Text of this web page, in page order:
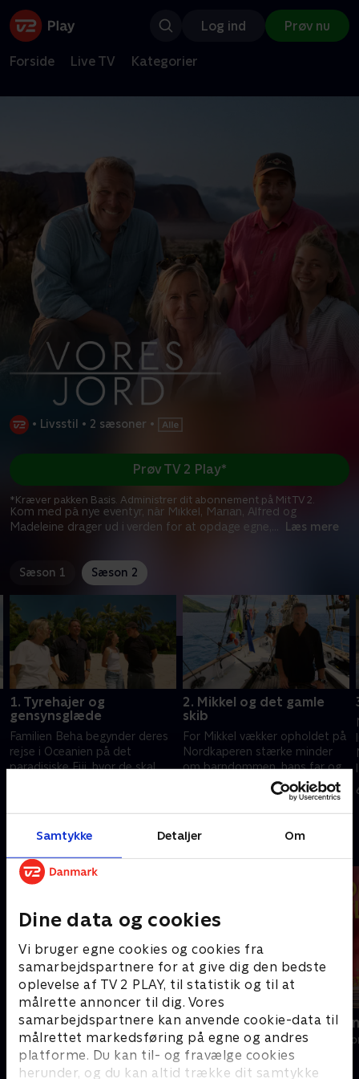
Samtykke Detaljer Om
Dine data og cookies
Vi bruger egne cookies og cookies fra
samarbejdspartnere for at give dig den bedste
oplevelse af TV 2 PLAY, til statistik og til at
målrette annoncer til dig. Vores
samarbejdspartnere kan anvende cookie-data til
målrettet markedsføring på egne og andres
platforme. Du kan til- og fravælge cookies
herunder, og du kan altid trække dit samtykke
Log ind Prøv nu
Forside Live TV Kategorier
• Livsstil • 2 sæsoner •
Kom med på nye eventyr, når Mikkel, Marian, Alfred og
Madeleine drager ud i verden for at opdage egne,
Læs mere
Prøv TV 2 Play*
*Kræver pakken Basis. Administrer dit abonnement på Mit TV 2.
Sæson 1 Sæson 2
1. Tyrehajer og
gensynsglæde
Familien Beha begynder deres
rejse i Oceanien på det
paradisiske Fiji, hvor de skal
fremtiden.
2. Mikkel og det gamle
skib
For Mikkel vækker opholdet på
Nordkaperen stærke minder
om barndommen, hans far og
alle eventyrene. En vandretur
på en af øerne tager pusten
fra hele holdet.
30. december 2025 • 41 min
Andre så også
Kurs mod fjerne kyster
Livsstil • 4 sæsoner
Linde på
Livsstil • 5